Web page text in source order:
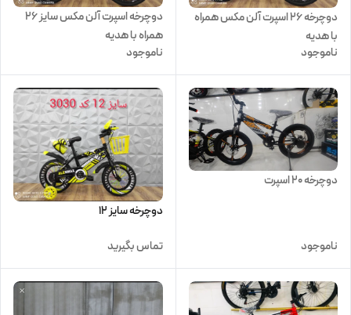
دوچرخه 26 اسپرت آلن مکس همراه
با هدیه
ناموجود
دوچرخه اسپرت آلن مکس سایز ۲۶
همراه با هدیه
ناموجود
دوچرخه 20 اسپرت
ناموجود
دوچرخه سایز 12
تماس بگیرید